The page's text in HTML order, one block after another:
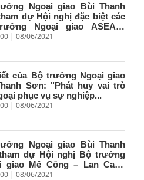
Ngoại giao Bùi Thanh
dự Hội nghị đặc biệt các
Ngoại giao ASEAN-
| 08/06/2021
của Bộ trưởng Ngoại giao
Sơn: "Phát huy vai trò
phục vụ sự nghiệp...
| 08/06/2021
Ngoại giao Bùi Thanh
dự Hội nghị Bộ trưởng
giao Mê Công – Lan Cang
| 08/06/2021